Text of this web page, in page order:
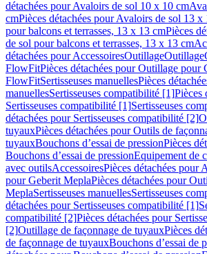
détachées pour Avaloirs de sol 10 x 10 cm
cmPièces détachées pour Avaloirs de sol 13 x
pour balcons et terrasses, 13 x 13 cmPièces
de sol pour balcons et terrasses, 13 x 13 cm
détachées pour AccessoiresOutillageOutillage
FlowFitPièces détachées pour Outillage pour
FlowFitSertisseuses manuellesPièces
manuellesSertisseuses compatibilité [1]Pièces
Sertisseuses compatibilité [1]Sertisseuses
détachées pour Sertisseuses compatibilité [2]
tuyauxPièces détachées pour Outils de
tuyauxBouchons d’essai de pressionPièces
Bouchons d’essai de pressionEquipement de
avec outilsAccessoiresPièces détachées pour
pour Geberit MeplaPièces détachées pour
MeplaSertisseuses manuellesSertisseuses
détachées pour Sertisseuses compatibilité [1]
compatibilité [2]Pièces détachées pour
[2]Outillage de façonnage de tuyauxPièces
de façonnage de tuyauxBouchons d’essai de